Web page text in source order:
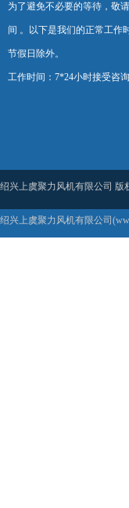
为了避免不必要的等待，敬
间 。以下是我们的正常工作
节假日除外。
工作时间：7*24小时接受咨询
绍兴上虞聚力风机有限公司 版
绍兴上虞聚力风机有限公司